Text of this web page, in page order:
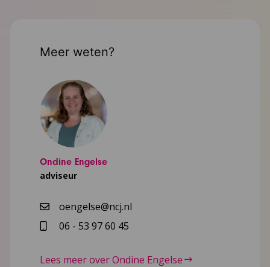
Meer weten?
Ondine Engelse
adviseur
oengelse@ncj.nl
06 - 53 97 60 45
Lees meer over Ondine Engelse